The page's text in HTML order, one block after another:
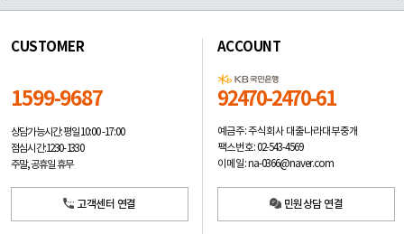
CUSTOMER
1599-9687
상담가능시간: 평일10:00 -17:00
점심시간: 12:30 - 13:30
주말, 공휴일 휴무
고객센터 연결
ACCOUNT
92470-2470-61
예금주: 주식회사 대출나라대부중개
팩스번호: 02-543-4569
이메일: na-0366@naver.com
민원상담 연결